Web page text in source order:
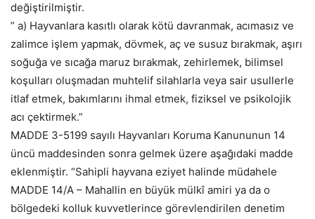
değiştirilmiştir.
” a) Hayvanlara kasıtlı olarak kötü davranmak, acımasız ve
zalimce işlem yapmak, dövmek, aç ve susuz bırakmak, aşırı
soğuğa ve sıcağa maruz bırakmak, zehirlemek, bilimsel
koşulları oluşmadan muhtelif silahlarla veya sair usullerle
itlaf etmek, bakımlarını ihmal etmek, fiziksel ve psikolojik
acı çektirmek.”
MADDE 3-5199 sayılı Hayvanları Koruma Kanununun 14
üncü maddesinden sonra gelmek üzere aşağıdaki madde
eklenmiştir. “Sahipli hayvana eziyet halinde müdahele
MADDE 14/A – Mahallin en büyük mülkî amiri ya da o
bölgedeki kolluk kuvvetlerince görevlendirilen denetim